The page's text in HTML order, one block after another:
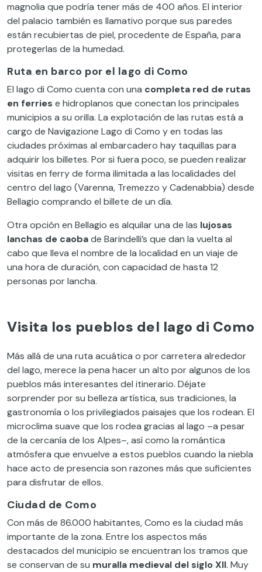
magnolia que podría tener más de 400 años. El interior
del palacio también es llamativo porque sus paredes
están recubiertas de piel, procedente de España, para
protegerlas de la humedad.
Ruta en barco por el lago di Como
El lago di Como cuenta con una completa red de rutas
en ferries e hidroplanos que conectan los principales
municipios a su orilla. La explotación de las rutas está a
cargo de Navigazione Lago di Como y en todas las
ciudades próximas al embarcadero hay taquillas para
adquirir los billetes. Por si fuera poco, se pueden realizar
visitas en ferry de forma ilimitada a las localidades del
centro del lago (Varenna, Tremezzo y Cadenabbia) desde
Bellagio comprando el billete de un día.
Otra opción en Bellagio es alquilar una de las lujosas
lanchas de caobade Barindelli’s que dan la vuelta al
cabo que lleva el nombre de la localidad en un viaje de
una hora de duración, con capacidad de hasta 12
personas por lancha.
Visita los pueblos del lago di Como
Más allá de una ruta acuática o por carretera alrededor
del lago, merece la pena hacer un alto por algunos de los
pueblos más interesantes del itinerario. Déjate
sorprender por su belleza artística, sus tradiciones, la
gastronomía o los privilegiados paisajes que los rodean. El
microclima suave que los rodea gracias al lago –a pesar
de la cercanía de los Alpes–, así como la romántica
atmósfera que envuelve a estos pueblos cuando la niebla
hace acto de presencia son razones más que suficientes
para disfrutar de ellos.
Ciudad de Como
Con más de 86.000 habitantes, Como es la ciudad más
importante de la zona. Entre los aspectos más
destacados del municipio se encuentran los tramos que
se conservan de su muralla medieval del siglo XII. Muy